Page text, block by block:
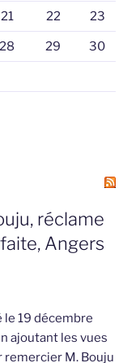
21 22 23
28 29 30
réclame
Angers
19 décembre
ajoutant les vues
remercier M. Bouju